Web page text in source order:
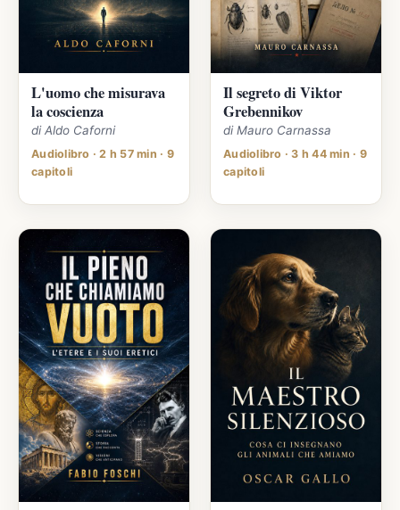
L'uomo che misurava
la coscienza
di Aldo Caforni
Audiolibro · 2 h 57 min · 9
capitoli
Il segreto di Viktor
Grebennikov
di Mauro Carnassa
Audiolibro · 3 h 44 min · 9
capitoli